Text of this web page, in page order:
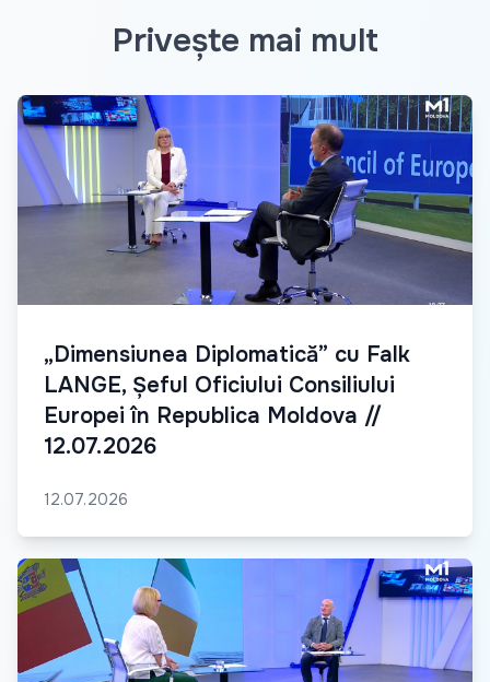
Privește mai mult
„Dimensiunea Diplomatică” cu Falk
LANGE, Șeful Oficiului Consiliului
Europei în Republica Moldova //
12.07.2026
12.07.2026